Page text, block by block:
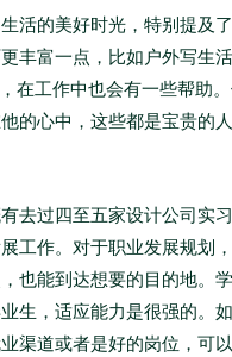
活的美好时光，特别提及
丰富一点，比如户外写生
工作中也会有一些帮助
的心中，这些都是宝贵的人
去过四至五家设计公司实
工作。对于职业发展规划
也能到达想要的目的地。
生，适应能力是很强的。
道或者是好的岗位，可